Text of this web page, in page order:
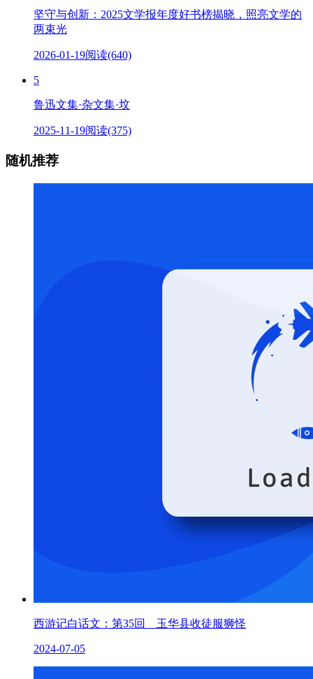
坚守与创新：2025文学报年度好书榜揭晓，照亮文学的
两束光
2026-01-19阅读(640)
5
鲁迅文集·杂文集·坟
2025-11-19阅读(375)
随机推荐
西游记白话文：第35回 玉华县收徒服狮怪
2024-07-05